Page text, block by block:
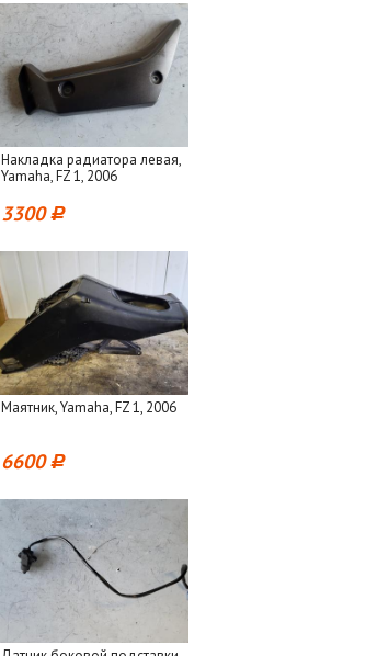
Накладка радиатора левая,
Yamaha, FZ 1, 2006
3300
Маятник, Yamaha, FZ 1, 2006
6600